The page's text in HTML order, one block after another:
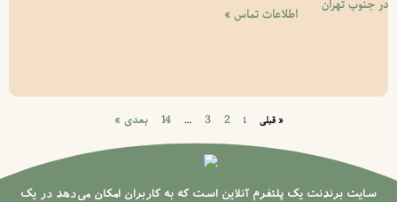
اطلاعات تماس »
« قبلی 1
2
3
…
14 بعدی »
سایت برندنت یک پلتفرم آنلاین است که به کاربران امکان می‌دهد در یک